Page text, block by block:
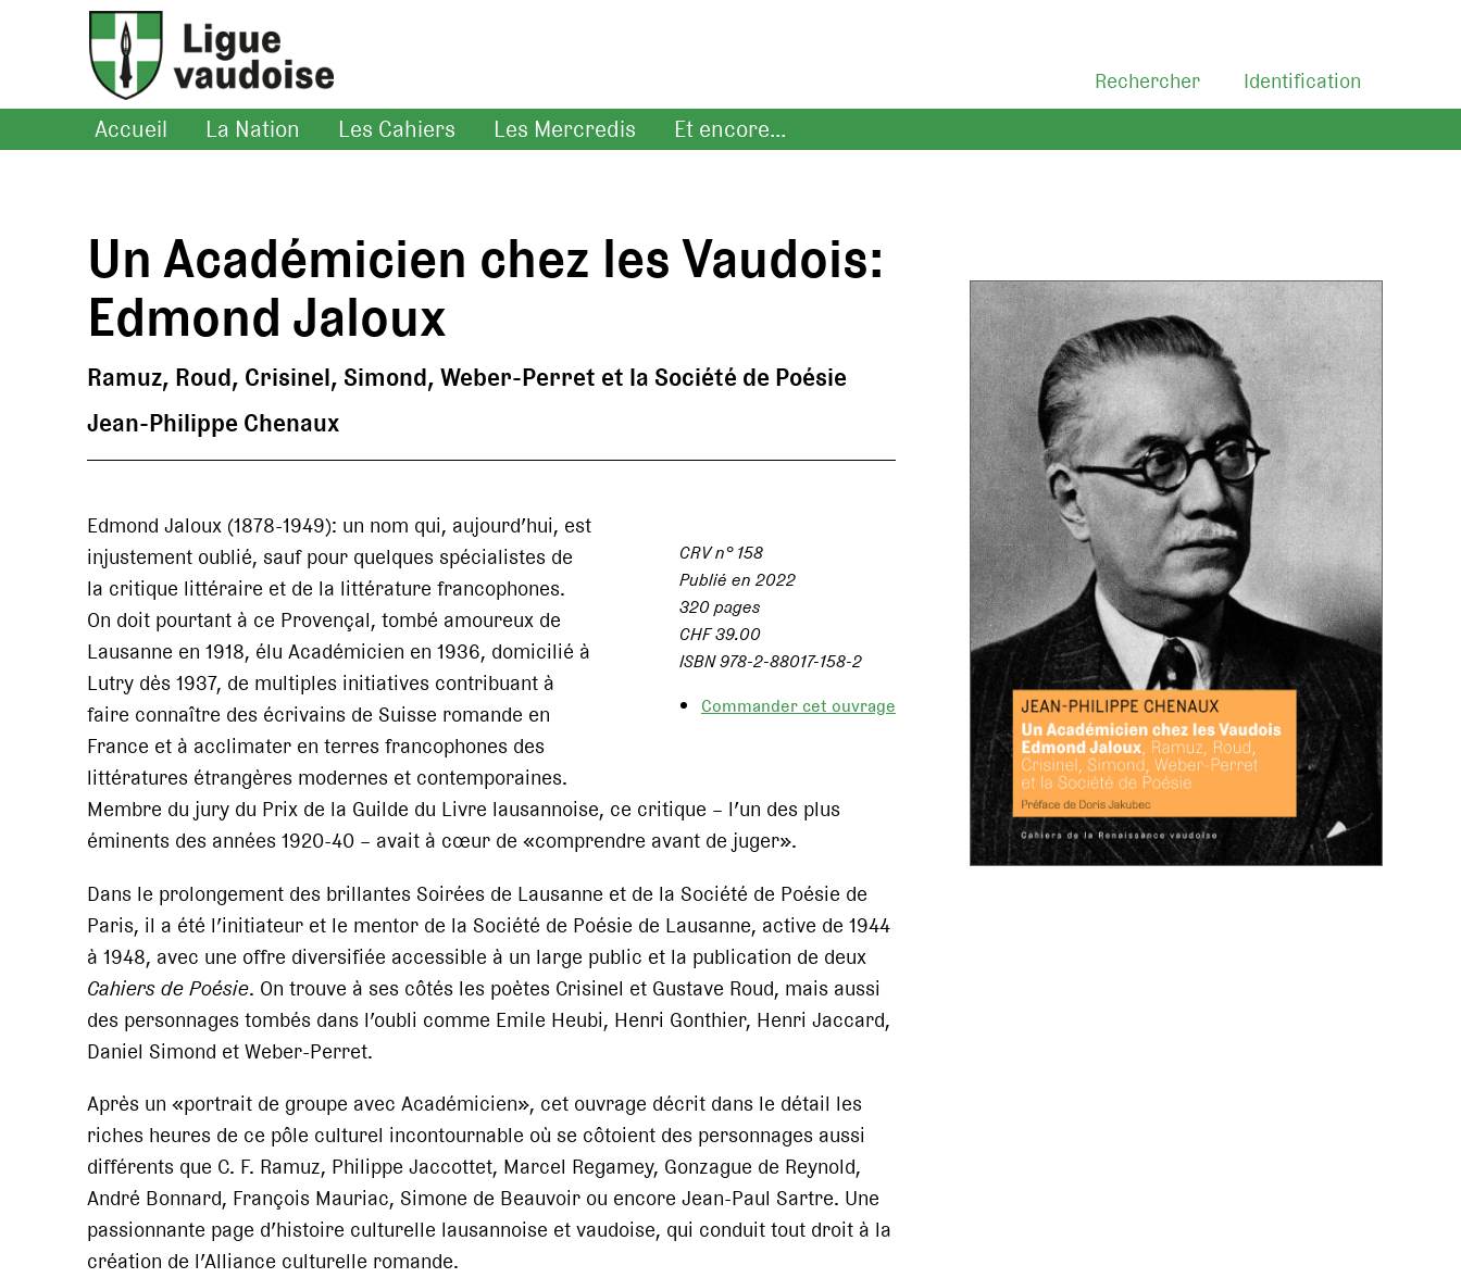
Identification
Rechercher
Accueil La Nation Les Cahiers Les Mercredis Et encore...
Un Académicien chez les Vaudois:
Edmond Jaloux
Ramuz, Roud, Crisinel, Simond, Weber-Perret et la Société de Poésie
Jean-Philippe Chenaux
CRV n° 158
Publié en 2022
320 pages
CHF 39.00
ISBN 978-2-88017-158-2
Commander cet ouvrage
Edmond Jaloux (1878-1949): un nom qui, aujourd’hui, est
injustement oublié, sauf pour quelques spécialistes de
la critique littéraire et de la littérature francophones.
On doit pourtant à ce Provençal, tombé amoureux de
Lausanne en 1918, élu Académicien en 1936, domicilié à
Lutry dès 1937, de multiples initiatives contribuant à
faire connaître des écrivains de Suisse romande en
France et à acclimater en terres francophones des
littératures étrangères modernes et contemporaines.
Membre du jury du Prix de la Guilde du Livre lausannoise, ce critique – l’un des plus
éminents des années 1920-40 – avait à cœur de «comprendre avant de juger».
Dans le prolongement des brillantes Soirées de Lausanne et de la Société de Poésie de
Paris, il a été l’initiateur et le mentor de la Société de Poésie de Lausanne, active de 1944
à 1948, avec une offre diversifiée accessible à un large public et la publication de deux
Cahiers de Poésie. On trouve à ses côtés les poètes Crisinel et Gustave Roud, mais aussi
des personnages tombés dans l’oubli comme Emile Heubi, Henri Gonthier, Henri Jaccard,
Daniel Simond et Weber-Perret.
Après un «portrait de groupe avec Académicien», cet ouvrage décrit dans le détail les
riches heures de ce pôle culturel incontournable où se côtoient des personnages aussi
différents que C. F. Ramuz, Philippe Jaccottet, Marcel Regamey, Gonzague de Reynold,
André Bonnard, François Mauriac, Simone de Beauvoir ou encore Jean-Paul Sartre. Une
passionnante page d’histoire culturelle lausannoise et vaudoise, qui conduit tout droit à la
création de l’Alliance culturelle romande.